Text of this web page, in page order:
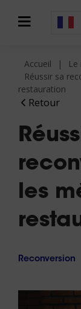
Retour
Accueil
Réussir sa
restauration
les
Reconversion